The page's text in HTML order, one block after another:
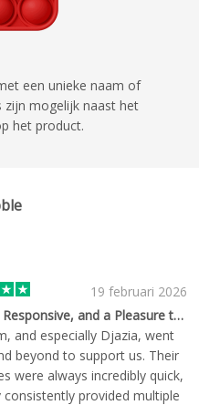
een unieke naam of
zijn mogelijk naast het
het product.
19 februari 2026
Reliable, Responsive, and a Pleasure to Work With
and especially Djazia, went
beyond to support us. Their
were always incredibly quick,
consistently provided multiple